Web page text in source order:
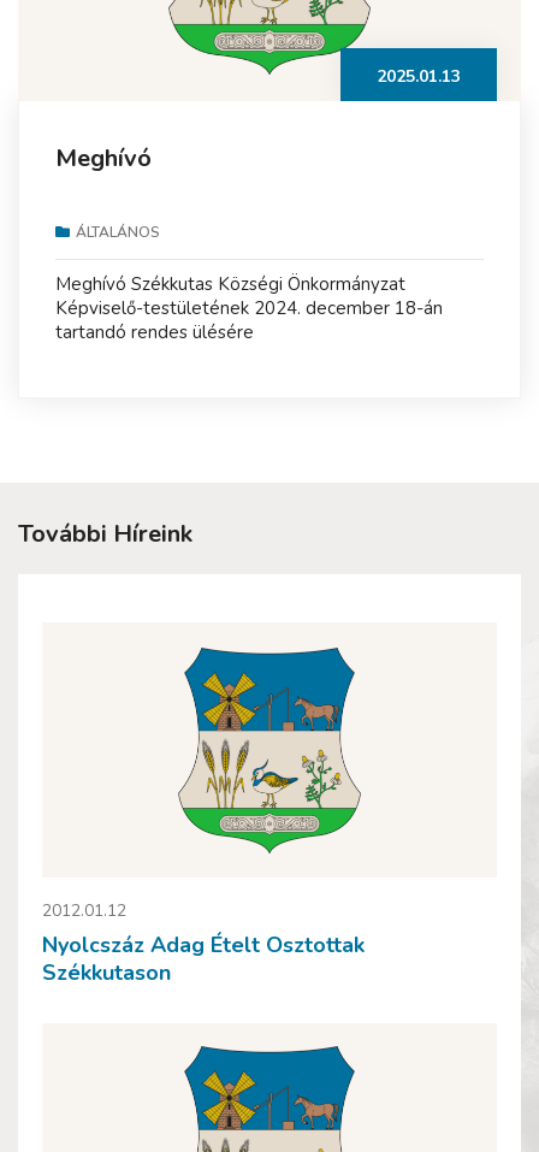
2025.01.13
Meghívó
ÁLTALÁNOS
Meghívó Székkutas Községi Önkormányzat
Képviselő-testületének 2024. december 18-án
tartandó rendes ülésére
További Híreink
2012.01.12
Nyolcszáz Adag Ételt Osztottak
Székkutason